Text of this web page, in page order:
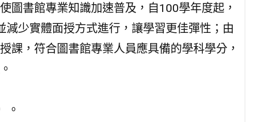
圖書館專業知識加速普及，自100學年度起，
少實體面授方式進行，讓學習更佳彈性；由
課，符合圖書館專業人員應具備的學科學分，
。